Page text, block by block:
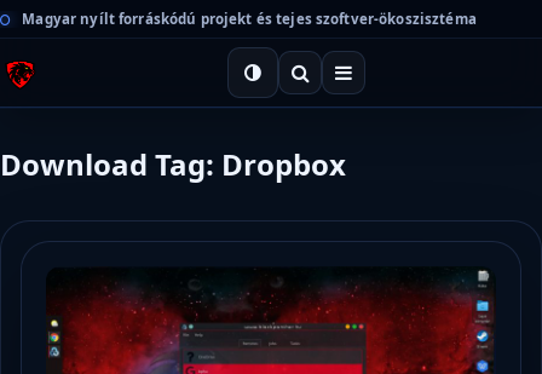
Magyar nyílt forráskódú projekt és tejes szoftver-ökoszisztéma
Download Tag: Dropbox